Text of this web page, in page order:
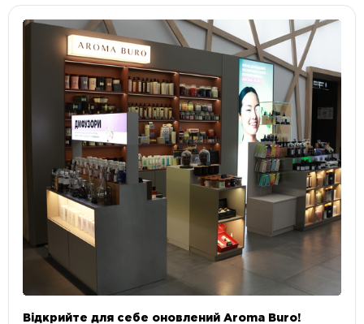
Відкрийте для себе оновлений Aroma Buro! ⠀